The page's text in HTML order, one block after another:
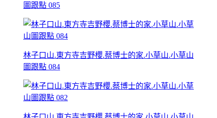
圖跟點 085
林子口山.東方寺吉野櫻.蔡博士的家.小草山.小草山
圖跟點 084